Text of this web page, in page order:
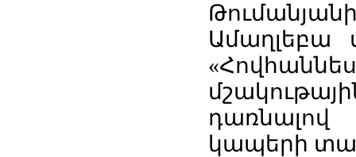
Ամաղլեբա
կապերի